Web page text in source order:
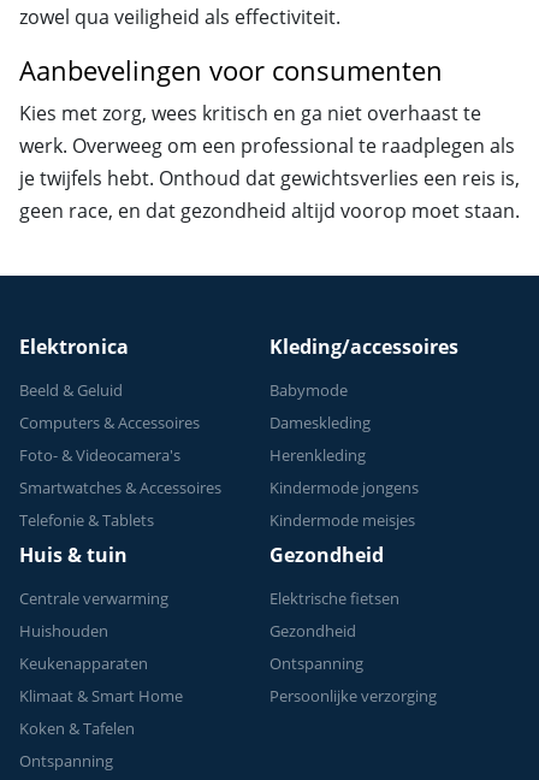
zowel qua veiligheid als effectiviteit.
Aanbevelingen voor consumenten
Kies met zorg, wees kritisch en ga niet overhaast te
werk. Overweeg om een professional te raadplegen als
je twijfels hebt. Onthoud dat gewichtsverlies een reis is,
geen race, en dat gezondheid altijd voorop moet staan.
Elektronica
Beeld & Geluid
Computers & Accessoires
Foto- & Videocamera's
Smartwatches & Accessoires
Telefonie & Tablets
Kleding/accessoires
Babymode
Dameskleding
Herenkleding
Kindermode jongens
Kindermode meisjes
Huis & tuin
Centrale verwarming
Huishouden
Keukenapparaten
Klimaat & Smart Home
Koken & Tafelen
Ontspanning
Gezondheid
Elektrische fietsen
Gezondheid
Ontspanning
Persoonlijke verzorging